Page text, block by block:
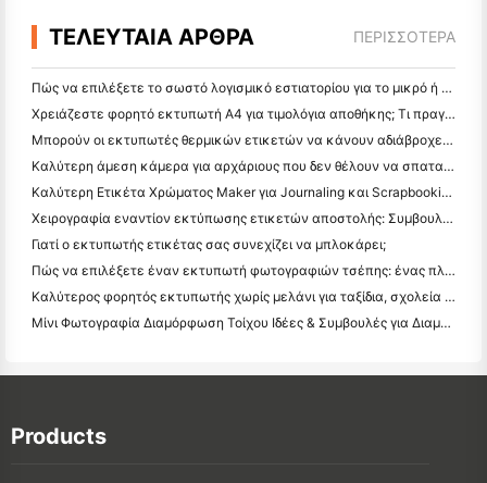
ΤΕΛΕΥΤΑΙΑ ΑΡΘΡΑ ΠΕΡΙΣΣΌΤΕΡΑ
Πώς να επιλέξετε το σωστό λογισμικό εστιατορίου για το μικρό ή μεσαίο σας εστιατόριο
Χρειάζεστε φορητό εκτυπωτή A4 για τιμολόγια αποθήκης; Τι πραγματικά λειτουργεί
Μπορούν οι εκτυπωτές θερμικών ετικετών να κάνουν αδιάβροχες ετικέτες για προϊόντα μικρών επιχειρήσεων;
Καλύτερη άμεση κάμερα για αρχάριους που δεν θέλουν να σπαταλήσουν χαρτί
Καλύτερη Ετικέτα Χρώματος Maker για Journaling και Scrapbooking: Προσθέστε Περισσότερο Χρώμα σε Κάθε Σελίδα
Χειρογραφία εναντίον εκτύπωσης ετικετών αποστολής: Συμβουλές για τις μικρές επιχειρήσεις το 2026
Γιατί ο εκτυπωτής ετικέτας σας συνεχίζει να μπλοκάρει;
Πώς να επιλέξετε έναν εκτυπωτή φωτογραφιών τσέπης: ένας πλήρης οδηγός για τους χρήστες ημερολογίου, ταξιδιών και iPhone
Καλύτερος φορητός εκτυπωτής χωρίς μελάνι για ταξίδια, σχολεία και κινητή εργασία: Hanin MT620 Pro Review
Μίνι Φωτογραφία Διαμόρφωση Τοίχου Ιδέες & Συμβουλές για Διαμόρφωση Υπνοδωματίου και Κοιτώνα
Products